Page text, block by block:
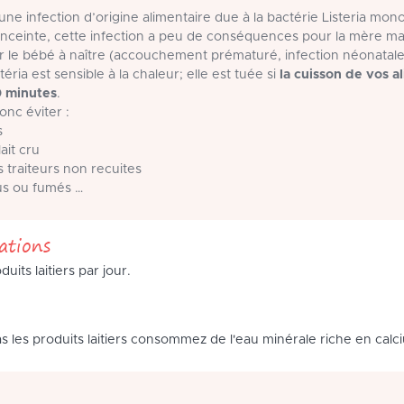
infection d’origine alimentaire due à la bactérie Listeria
cette infection a peu de conséquences pour la mère
le bébé à naître (accouchement prématuré, infection
est sensible à la chaleur; elle est tuée si
la cuisson de vos
minutes.
éviter :
cru
traiteurs non recuites
ou fumés …
laitiers par jour.
les produits laitiers consommez de l'eau minérale riche en